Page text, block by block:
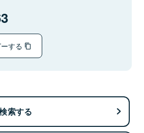
する
索する